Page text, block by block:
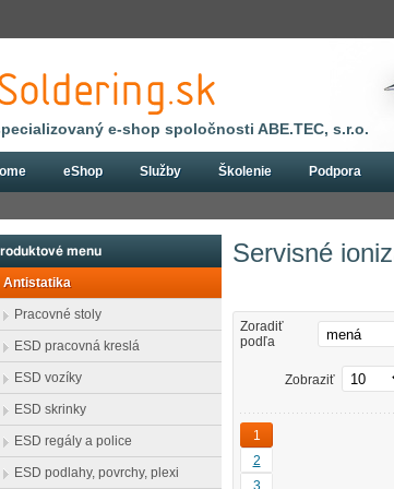
Servisné
Zoradiť
podľa
Zobraziť
1
2
menu
Antistatika
Pracovné stoly
ESD pracovná kreslá
ESD vozíky
ESD skrinky
ESD regály a police
ESD podlahy, povrchy, plexi
e-shop spoločnosti ABE.TEC, s.r.o.
eShop Služby Školenie Podpora